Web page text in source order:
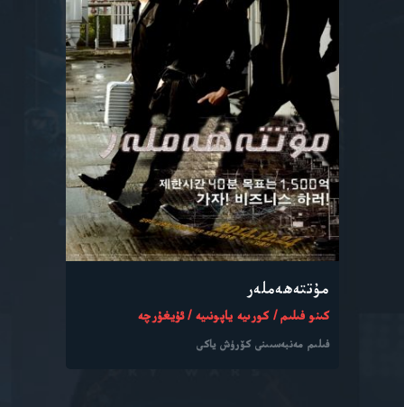
مۇتتەھەملەر
كىنو فىلىم / كورىيە ياپونىيە / ئۇيغۇرچە
فىلىم مەنبەسىىنى كۆرۈش ياكى